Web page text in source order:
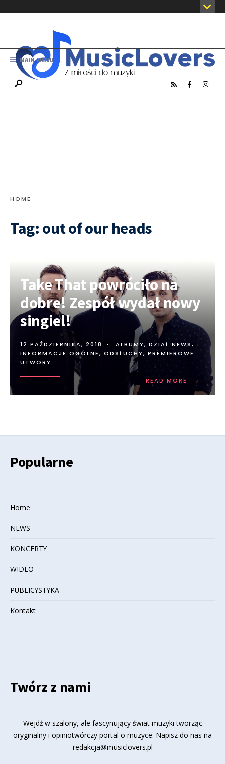
MAIN MENU
HOME
Tag: out of our heads
Take That powróciło na
dobre! Zespół wydał nowy
singiel!
12 PAŹDZIERNIKA, 2018 • ALBUMY, DZIAŁ NEWS,
INFORMACJE OGÓLNE, ODSŁUCHY, PREMIEROWE
UTWORY
READ MORE →
Popularne
Home
NEWS
KONCERTY
WIDEO
PUBLICYSTYKA
Kontakt
Twórz z nami
Wejdź w szalony, ale fascynujący świat muzyki tworząc
oryginalny i opiniotwórczy portal o muzyce. Napisz do nas na
redakcja@musiclovers.pl